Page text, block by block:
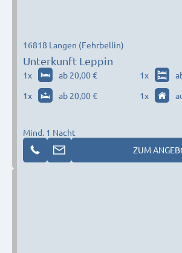
Unterkunft Leppin
16818 Langen (Fehrbellin)
1x ab 20,00 € 1x
1x ab 20,00 € 1x
Mind. 1 Nacht
ZUM